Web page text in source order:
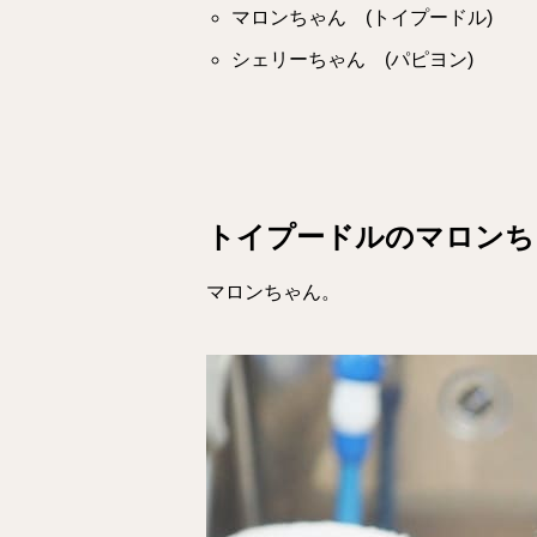
マロンちゃん (トイプードル)
シェリーちゃん (パピヨン)
トイプードルのマロン
マロンちゃん。